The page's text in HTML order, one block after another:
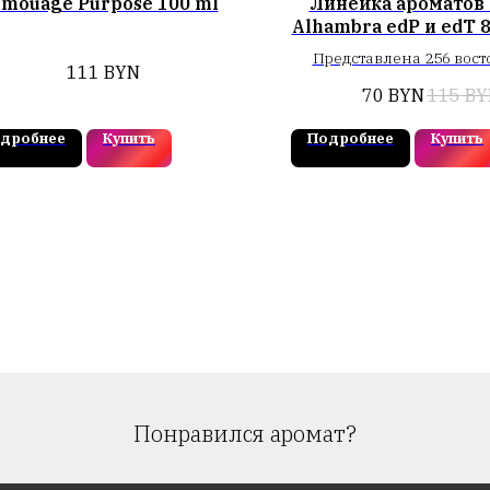
111 BYN
Купить
Alhambra edP и edT
Представлена 256
популярные бренды.
ранний аромат создан в
последний в 2025-м.
парфюм
70 BYN115
Подробнее Купить
Понравился аромат?